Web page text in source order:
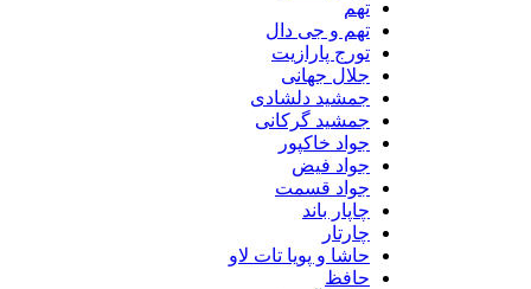
تهم
تهم و جی دال
تورج پارازیت
جلال جهانی
جمشید دلشادی
جمشید گرکانی
جواد خاکپور
جواد فیض
جواد قسمت
چاپار باند
چارتار
حاشا و پویا تات لاو
حافظ